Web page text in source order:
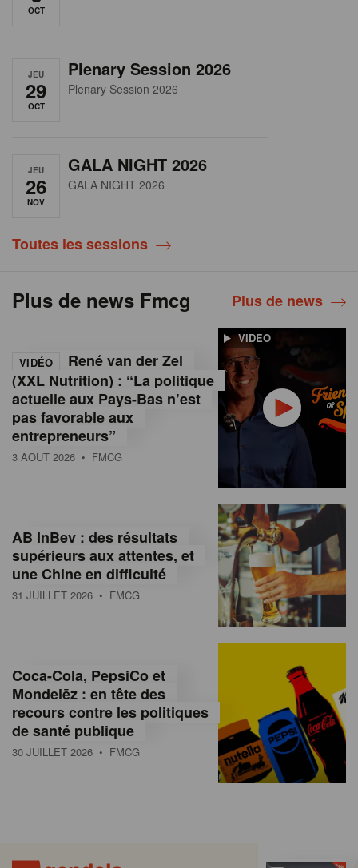
OCT
JEU
29
OCT
Plenary Session 2026
Plenary Session 2026
JEU
26
NOV
GALA NIGHT 2026
GALA NIGHT 2026
Toutes les sessions
Plus de news Fmcg Plus de news
VIDEO
VIDÉO
René van der Zel
(XXL Nutrition) : “La politique
actuelle aux Pays-Bas n’est
pas favorable aux
entrepreneurs”
3 AOÛT 2026 • FMCG
AB InBev : des résultats
supérieurs aux attentes, et
une Chine en difficulté
31 JUILLET 2026 • FMCG
Coca-Cola, PepsiCo et
Mondelēz : en tête des
recours contre les politiques
de santé publique
30 JUILLET 2026 • FMCG